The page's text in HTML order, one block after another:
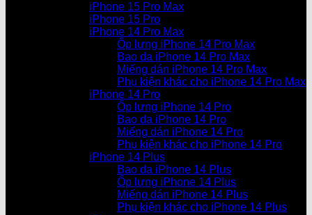
iPhone 15 Pro Max
iPhone 15 Pro
iPhone 14 Pro Max
Ốp lưng iPhone 14 Pro Max
Bao da iPhone 14 Pro Max
Miếng dán iPhone 14 Pro Max
Phụ kiện khác cho iPhone 14 Pro Max
iPhone 14 Pro
Ốp lưng iPhone 14 Pro
Bao da iPhone 14 Pro
Miếng dán iPhone 14 Pro
Phụ kiện khác cho iPhone 14 Pro
iPhone 14 Plus
Bao da iPhone 14 Plus
Ốp lưng iPhone 14 Plus
Miếng dán iPhone 14 Plus
Phụ kiện khác cho iPhone 14 Plus